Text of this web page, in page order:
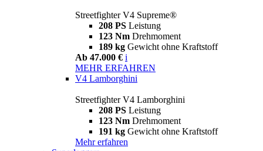
Streetfighter V4 Supreme®
208 PS Leistung
123 Nm Drehmoment
189 kg Gewicht ohne Kraftstoff
Ab 47.000 € i
MEHR ERFAHREN
V4 Lamborghini
Streetfighter V4 Lamborghini
208 PS Leistung
123 Nm Drehmoment
191 kg Gewicht ohne Kraftstoff
Mehr erfahren